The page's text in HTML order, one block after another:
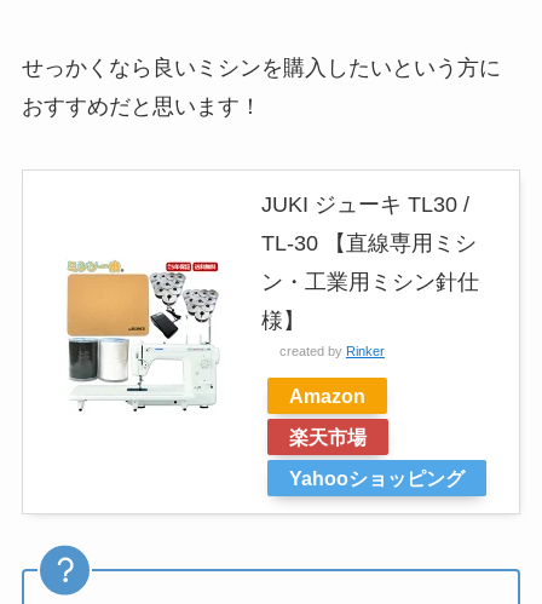
せっかくなら良いミシンを購入したいという方に
おすすめだと思います！
JUKI ジューキ TL30 /
TL-30 【直線専用ミシ
ン・工業用ミシン針仕
様】
created by Rinker
Amazon
楽天市場
Yahooショッピング